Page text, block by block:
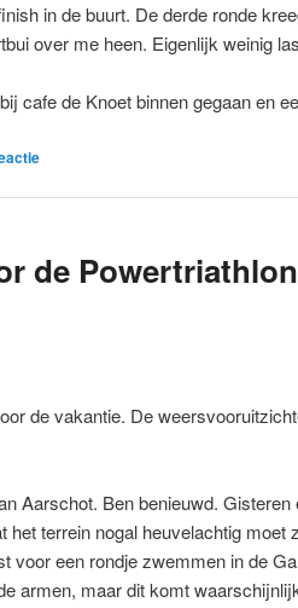
in de buurt. De derde ronde
over me heen. Eigenlijk weinig
cafe de Knoet binnen gegaan en
de
de vakantie. De
Aarschot. Ben benieuwd.
het terrein nogal heuvelachtig moet
voor een rondje zwemmen in de
armen, maar dit komt